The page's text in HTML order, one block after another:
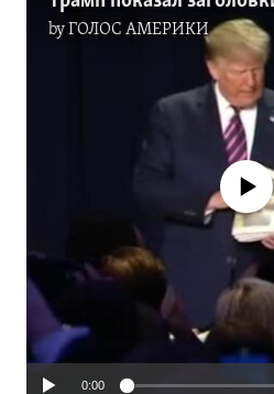
byГОЛОС АМЕРИКИ
No media source
0:00